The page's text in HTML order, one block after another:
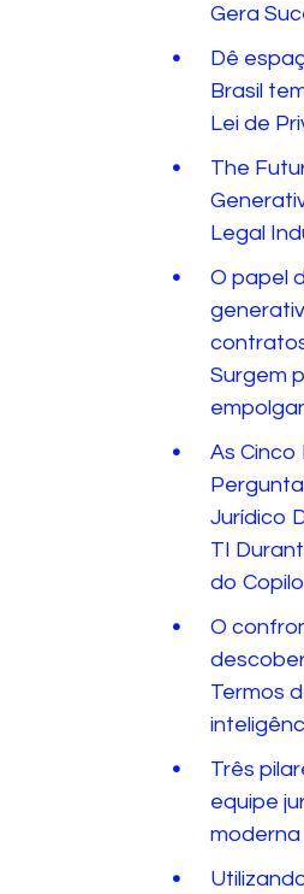
Gera
Dê
Brasil
Lei de
The
Legal
O papel
Surgem
As Cinco
Jurídico
TI
do
O
Termos
Três
equipe
moderna